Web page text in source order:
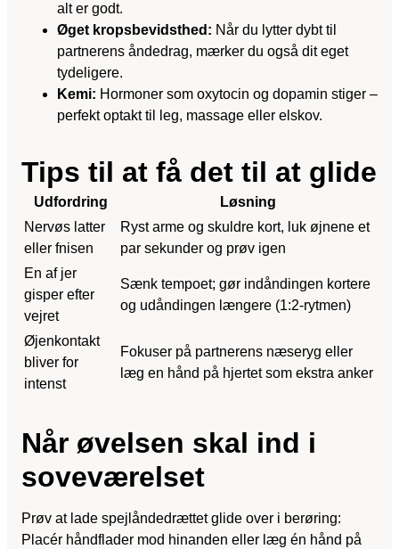
alt er godt.
Øget kropsbevidsthed: Når du lytter dybt til
partnerens åndedrag, mærker du også dit eget
tydeligere.
Kemi: Hormoner som oxytocin og dopamin stiger –
perfekt optakt til leg, massage eller elskov.
Tips til at få det til at glide
Udfordring
Løsning
Nervøs latter
eller fnisen
Ryst arme og skuldre kort, luk øjnene et
par sekunder og prøv igen
En af jer
gisper efter
vejret
Sænk tempoet; gør indåndingen kortere
og udåndingen længere (1:2-rytmen)
Øjenkontakt
bliver for
intenst
Fokuser på partnerens næseryg eller
læg en hånd på hjertet som ekstra anker
Når øvelsen skal ind i
soveværelset
Prøv at lade spejlåndedrættet glide over i berøring:
Placér håndflader mod hinanden eller læg én hånd på